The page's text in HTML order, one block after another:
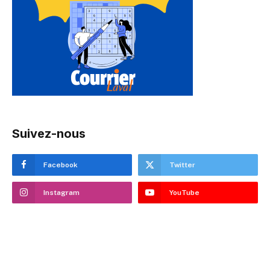
Suivez-nous
Facebook Twitter
Instagram YouTube